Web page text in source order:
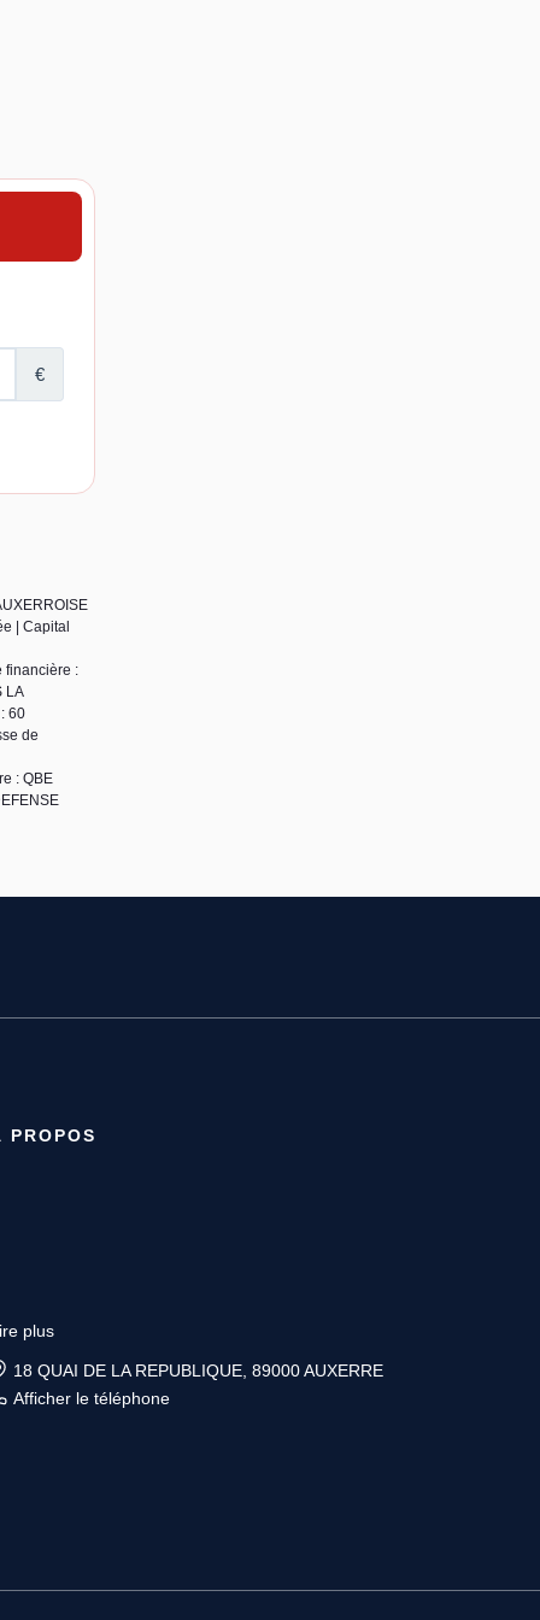
| Capital
financière :
LA
60
de
: QBE
PROPOS
plus
6 place Vauban, 89200 AVALLON
Afficher le téléphone